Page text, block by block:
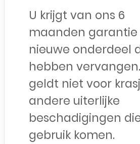
U krijgt van ons 6
maanden
nieuwe onderdeel
hebben
geldt niet voor
andere uiterlijke
beschadigingen
gebruik komen.